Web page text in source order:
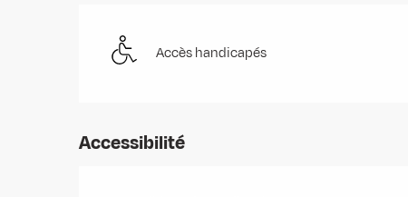
Accès handicapés
Accessibilité